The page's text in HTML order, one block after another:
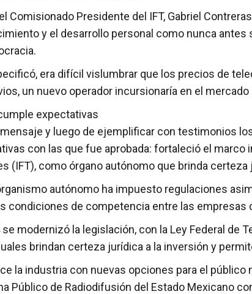
Comisionado Presidente del IFT, Gabriel
y el desarrollo personal como nunca
era difícil vislumbrar que los precios de
un nuevo operador incursionaría en el
expectativas
y luego de ejemplificar con testimonios
con las que fue aprobada: fortaleció el
(IFT), como órgano autónomo que brinda
autónomo ha impuesto regulaciones
condiciones de competencia entre las empresas
modernizó la legislación, con la Ley Federal de
brindan certeza jurídica a la inversión y
la industria con nuevas opciones para el
Público de Radiodifusión del Estado Mexicano